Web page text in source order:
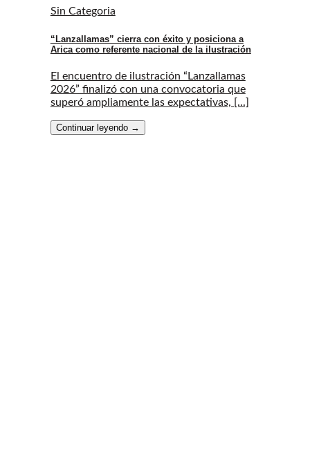
Sin Categoria
“Lanzallamas” cierra con éxito y posiciona a
Arica como referente nacional de la ilustración
El encuentro de ilustración “Lanzallamas
2026” finalizó con una convocatoria que
superó ampliamente las expectativas, [...]
Continuar leyendo →